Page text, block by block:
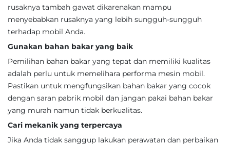
rusaknya tambah gawat dikarenakan mampu
menyebabkan rusaknya yang lebih sungguh-sungguh
terhadap mobil Anda.
Gunakan bahan bakar yang baik
Pemilihan bahan bakar yang tepat dan memiliki kualitas
adalah perlu untuk memelihara performa mesin mobil.
Pastikan untuk mengfungsikan bahan bakar yang cocok
dengan saran pabrik mobil dan jangan pakai bahan bakar
yang murah namun tidak berkualitas.
Cari mekanik yang terpercaya
Jika Anda tidak sanggup lakukan perawatan dan perbaikan